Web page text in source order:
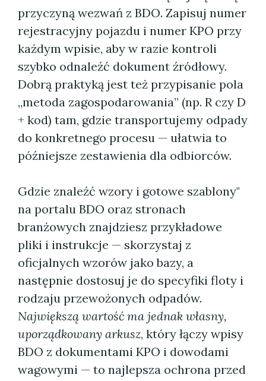
przyczyną wezwań z BDO. Zapisuj numer
rejestracyjny pojazdu i numer KPO przy
każdym wpisie, aby w razie kontroli
szybko odnaleźć dokument źródłowy.
Dobrą praktyką jest też przypisanie pola
„metoda zagospodarowania” (np. R czy D
+ kod) tam, gdzie transportujemy odpady
do konkretnego procesu — ułatwia to
późniejsze zestawienia dla odbiorców.
Gdzie znaleźć wzory i gotowe szablony"
na portalu BDO oraz stronach
branżowych znajdziesz przykładowe
pliki i instrukcje — skorzystaj z
oficjalnych wzorów jako bazy, a
następnie dostosuj je do specyfiki floty i
rodzaju przewożonych odpadów.
Największą wartość ma jednak własny,
uporządkowany arkusz, który łączy wpisy
BDO z dokumentami KPO i dowodami
wagowymi — to najlepsza ochrona przed